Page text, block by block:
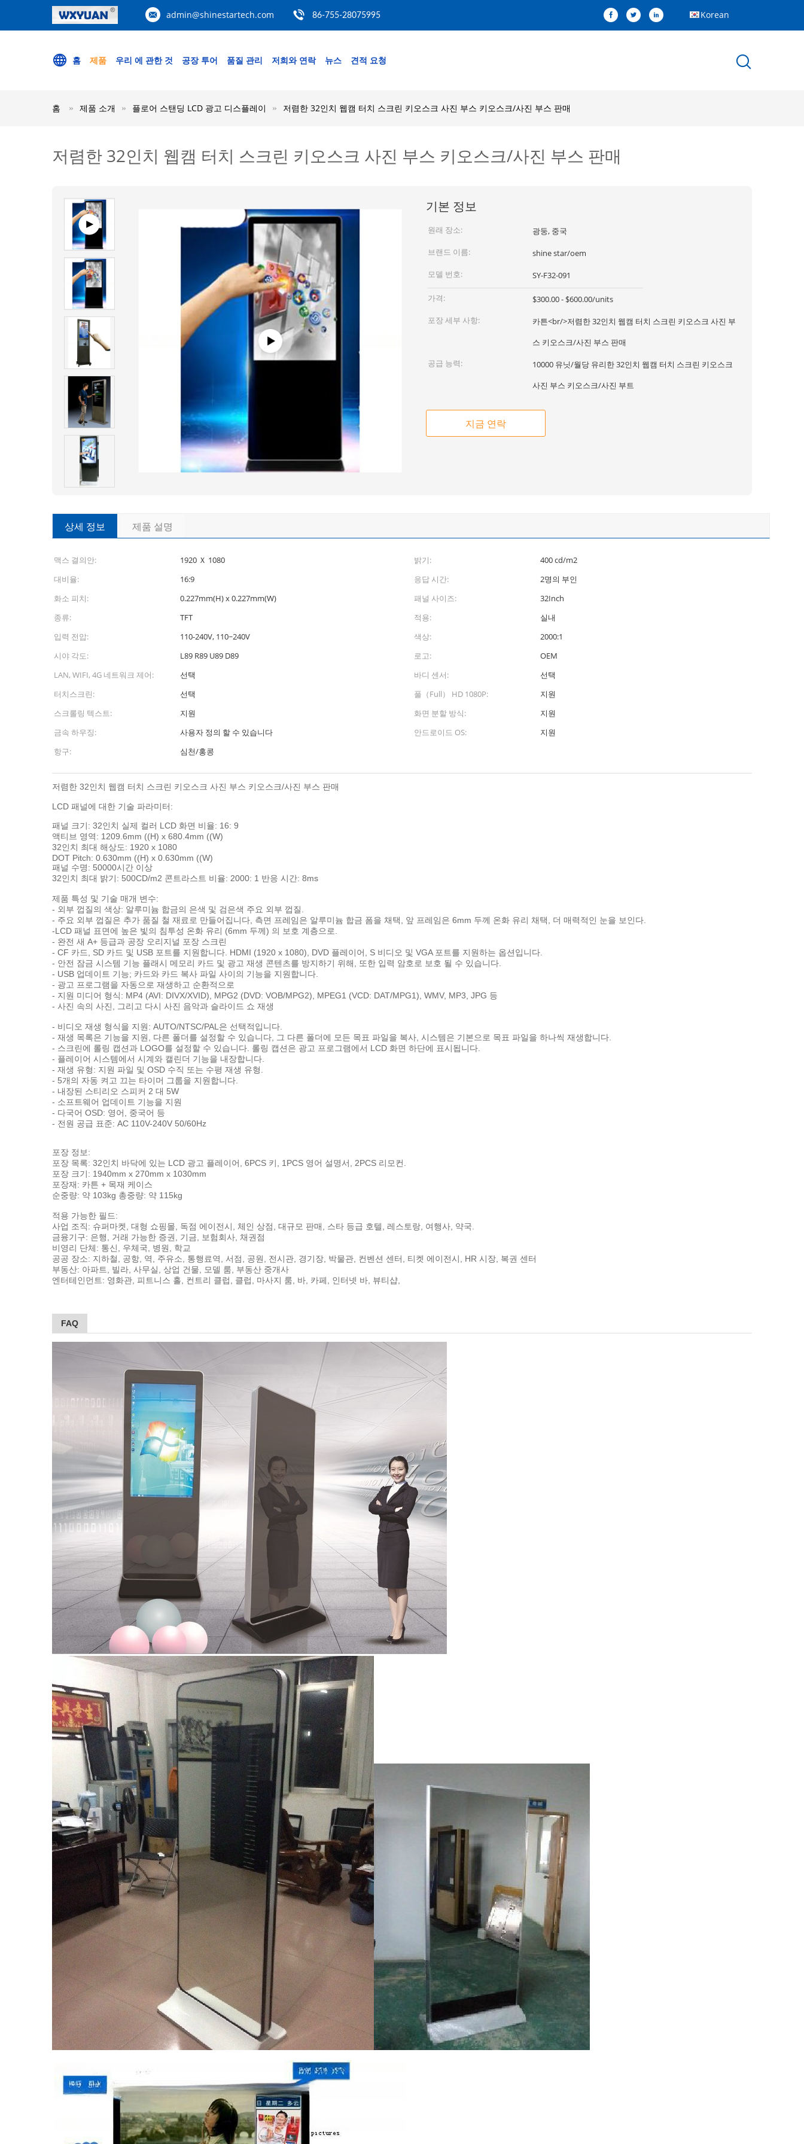
admin@shinestartech.com 86-755-28075995 Korean
홈 제품 우리 에 관한 것 공장 투어 품질 관리 저희와 연락 뉴스 견적 요청
홈 제품 소개 플로어 스탠딩 LCD 광고 디스플레이 저렴한 32인치 웹캠 터치 스크린 키오스크 사진 부스 키오스크/사진 부스 판매
저렴한 32인치 웹캠 터치 스크린 키오스크 사진 부스 키오스크/사진 부스 판매
기본 정보
원래 장소:
광둥, 중국
브랜드 이름:
shine star/oem
모델 번호:
SY-F32-091
가격:
$300.00 - $600.00/units
포장 세부 사항:
카튼<br/>저렴한 32인치 웹캠 터치 스크린 키오스크 사진 부
스 키오스크/사진 부스 판매
공급 능력:
10000 유닛/월당 유리한 32인치 웹캠 터치 스크린 키오스크
사진 부스 키오스크/사진 부트
지금 연락
상세 정보 제품 설명
맥스 결의안: 1920 Ｘ 1080 밝기:
400 cd/m2
대비율:
16:9 응답 시간:
2명의 부인
화소 피치:
0.227mm(H) x 0.227mm(W) 패널 사이즈:
32Inch
종류:
TFT 적용:
실내
입력 전압:
110-240V, 110~240V 색상:
2000:1
시야 각도:
L89 R89 U89 D89 로고:
OEM
LAN, WIFI, 4G 네트워크 제어:
선택 바디 센서:
선택
터치스크린:
선택 풀（Full） HD 1080P:
지원
스크롤링 텍스트:
지원 화면 분할 방식:
지원
금속 하우징:
사용자 정의 할 수 있습니다 안드로이드 OS:
지원
항구:
심천/홍콩
저렴한 32인치 웹캠 터치 스크린 키오스크 사진 부스 키오스크/사진 부스 판매
LCD 패널에 대한 기술 파라미터:
패널 크기: 32인치 실제 컬러 LCD 화면 비율: 16: 9
액티브 영역: 1209.6mm ((H) x 680.4mm ((W)
32인치 최대 해상도: 1920 x 1080
DOT Pitch: 0.630mm ((H) x 0.630mm ((W)
패널 수명: 50000시간 이상
32인치 최대 밝기: 500CD/m2 콘트라스트 비율: 2000: 1 반응 시간: 8ms
제품 특성 및 기술 매개 변수:
- 외부 껍질의 색상: 알루미늄 합금의 은색 및 검은색 주요 외부 껍질.
- 주요 외부 껍질은 추가 품질 철 재료로 만들어집니다, 측면 프레임은 알루미늄 합금 폼을 채택, 앞 프레임은 6mm 두께 온화 유리 채택, 더 매력적인 눈을 보인다.
-LCD 패널 표면에 높은 빛의 침투성 온화 유리 (6mm 두께) 의 보호 계층으로.
- 완전 새 A+ 등급과 공장 오리지널 포장 스크린
- CF 카드, SD 카드 및 USB 포트를 지원합니다. HDMI (1920 x 1080), DVD 플레이어, S 비디오 및 VGA 포트를 지원하는 옵션입니다.
- 안전 잠금 시스템 기능 플래시 메모리 카드 및 광고 재생 콘텐츠를 방지하기 위해, 또한 입력 암호로 보호 될 수 있습니다.
- USB 업데이트 기능; 카드와 카드 복사 파일 사이의 기능을 지원합니다.
- 광고 프로그램을 자동으로 재생하고 순환적으로
- 지원 미디어 형식: MP4 (AVI: DIVX/XVID), MPG2 (DVD: VOB/MPG2), MPEG1 (VCD: DAT/MPG1), WMV, MP3, JPG 등
- 사진 속의 사진, 그리고 다시 사진 음악과 슬라이드 쇼 재생
- 비디오 재생 형식을 지원: AUTO/NTSC/PAL은 선택적입니다.
- 재생 목록은 기능을 지원, 다른 폴더를 설정할 수 있습니다, 그 다른 폴더에 모든 목표 파일을 복사, 시스템은 기본으로 목표 파일을 하나씩 재생합니다.
- 스크린에 롤링 캡션과 LOGO를 설정할 수 있습니다. 롤링 캡션은 광고 프로그램에서 LCD 화면 하단에 표시됩니다.
- 플레이어 시스템에서 시계와 캘린더 기능을 내장합니다.
- 재생 유형: 지원 파일 및 OSD 수직 또는 수평 재생 유형.
- 5개의 자동 켜고 끄는 타이머 그룹을 지원합니다.
- 내장된 스티리오 스피커 2 대 5W
- 소프트웨어 업데이트 기능을 지원
- 다국어 OSD: 영어, 중국어 등
- 전원 공급 표준: AC 110V-240V 50/60Hz
포장 정보:
포장 목록: 32인치 바닥에 있는 LCD 광고 플레이어, 6PCS 키, 1PCS 영어 설명서, 2PCS 리모컨.
포장 크기: 1940mm x 270mm x 1030mm
포장재: 카튼 + 목재 케이스
순중량: 약 103kg 총중량: 약 115kg
적용 가능한 필드:
사업 조직: 슈퍼마켓, 대형 쇼핑몰, 독점 에이전시, 체인 상점, 대규모 판매, 스타 등급 호텔, 레스토랑, 여행사, 약국.
금융기구: 은행, 거래 가능한 증권, 기금, 보험회사, 채권점
비영리 단체: 통신, 우체국, 병원, 학교
공공 장소: 지하철, 공항, 역, 주유소, 통행료역, 서점, 공원, 전시관, 경기장, 박물관, 컨벤션 센터, 티켓 에이전시, HR 시장, 복권 센터
부동산: 아파트, 빌라, 사무실, 상업 건물, 모델 룸, 부동산 중개사
엔터테인먼트: 영화관, 피트니스 홀, 컨트리 클럽, 클럽, 마사지 룸, 바, 카페, 인터넷 바, 뷰티샵,
FAQ